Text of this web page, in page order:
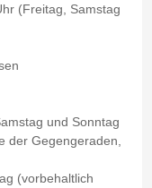
(Freitag, Samstag
und Sonntag
der Gegengeraden,
(vorbehaltlich